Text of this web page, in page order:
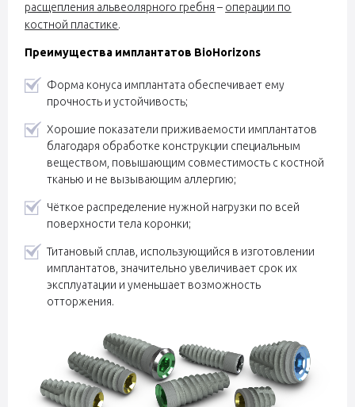
расщепления альвеолярного гребня – операции по
костной пластике.
Преимущества имплантатов BioHorizons
Форма конуса имплантата обеспечивает ему
прочность и устойчивость;
Хорошие показатели приживаемости имплантатов
благодаря обработке конструкции специальным
веществом, повышающим совместимость с костной
тканью и не вызывающим аллергию;
Чёткое распределение нужной нагрузки по всей
поверхности тела коронки;
Титановый сплав, использующийся в изготовлении
имплантатов, значительно увеличивает срок их
эксплуатации и уменьшает возможность
отторжения.